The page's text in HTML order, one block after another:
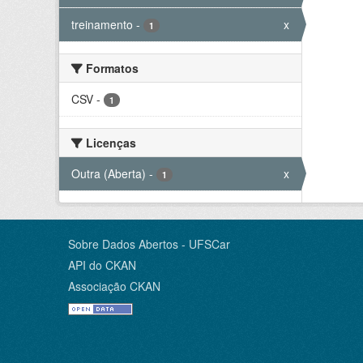
treinamento - 1 x
Formatos
CSV - 1
Licenças
Outra (Aberta) - 1 x
Sobre Dados Abertos - UFSCar
API do CKAN
Associação CKAN